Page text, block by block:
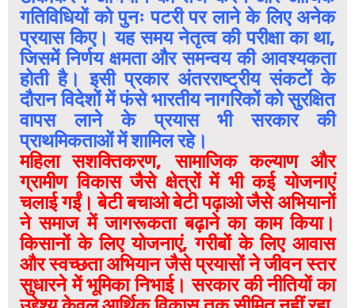
गतिविधियों को पुनः पटरी पर लाने के लिए अनेक
प्रयास किए। यह समय नेतृत्व की परीक्षा का था,
जिसमें निर्णय क्षमता और समन्वय की आवश्यकता
होती है। इसी प्रकार अंतरराष्ट्रीय संकटों के
दौरान विदेशों में फंसे भारतीय नागरिकों को सुरक्षित
वापस लाने के प्रयास भी सरकार की
प्राथमिकताओं में शामिल रहे।
महिला सशक्तिकरण, सामाजिक कल्याण और
ग्रामीण विकास जैसे क्षेत्रों में भी कई योजनाएं
चलाई गईं। बेटी बचाओ बेटी पढ़ाओ जैसे अभियानों
ने समाज में जागरूकता बढ़ाने का काम किया।
किसानों के लिए योजनाएं, गरीबों के लिए आवास
और स्वच्छता अभियान जैसे प्रयासों ने जीवन स्तर
सुधारने में भूमिका निभाई। सरकार की नीतियों का